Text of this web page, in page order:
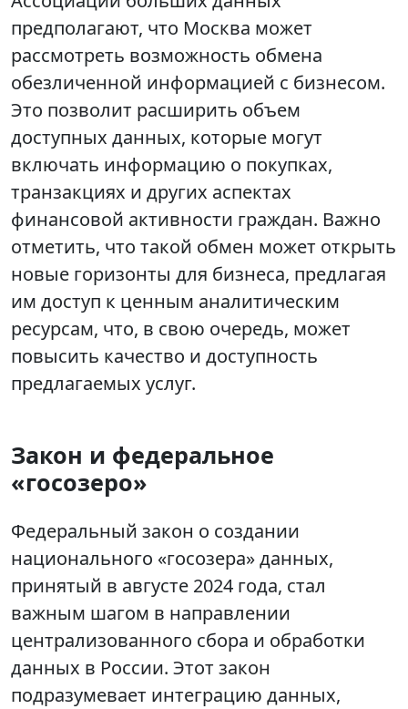
предполагают, что Москва может
рассмотреть возможность обмена
обезличенной информацией с бизнесом.
Это позволит расширить объем
доступных данных, которые могут
включать информацию о покупках,
транзакциях и других аспектах
финансовой активности граждан. Важно
отметить, что такой обмен может открыть
новые горизонты для бизнеса, предлагая
им доступ к ценным аналитическим
ресурсам, что, в свою очередь, может
повысить качество и доступность
предлагаемых услуг.
Закон и федеральное
«госозеро»
Федеральный закон о создании
национального «госозера» данных,
принятый в августе 2024 года, стал
важным шагом в направлении
централизованного сбора и обработки
данных в России. Этот закон
подразумевает интеграцию данных,